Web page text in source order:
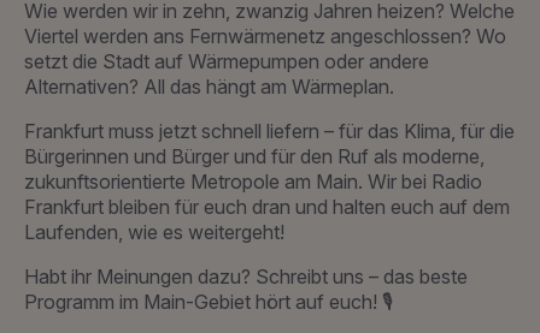
Wie werden wir in zehn, zwanzig Jahren heizen? Welche
Viertel werden ans Fernwärmenetz angeschlossen? Wo
setzt die Stadt auf Wärmepumpen oder andere
Alternativen? All das hängt am Wärmeplan.
Frankfurt muss jetzt schnell liefern – für das Klima, für die
Bürgerinnen und Bürger und für den Ruf als moderne,
zukunftsorientierte Metropole am Main. Wir bei Radio
Frankfurt bleiben für euch dran und halten euch auf dem
Laufenden, wie es weitergeht!
Habt ihr Meinungen dazu? Schreibt uns – das beste
Programm im Main-Gebiet hört auf euch! 🎙️